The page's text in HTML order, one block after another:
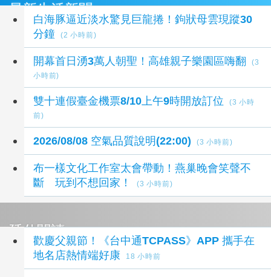
最新生活新聞
白海豚逼近淡水驚見巨龍捲！鉤狀母雲現蹤30
分鐘
(2 小時前)
開幕首日湧3萬人朝聖！高雄親子樂園區嗨翻
(3
小時前)
雙十連假臺金機票8/10上午9時開放訂位
(3 小時
前)
2026/08/08 空氣品質說明(22:00) (3 小時前)
布一樣文化工作室太會帶動！燕巢晚會笑聲不
斷 玩到不想回家！
(3 小時前)
延伸閱讀
歡慶父親節！《台中通TCPASS》APP 攜手在
地名店熱情端好康
18 小時前